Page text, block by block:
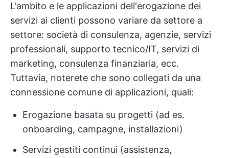
L'ambito e le applicazioni dell'erogazione dei
servizi ai clienti possono variare da settore a
settore: società di consulenza, agenzie, servizi
professionali, supporto tecnico/IT, servizi di
marketing, consulenza finanziaria, ecc.
Tuttavia, noterete che sono collegati da una
connessione comune di applicazioni, quali:
Erogazione basata su progetti (ad es.
onboarding, campagne, installazioni)
Servizi gestiti continui (assistenza,